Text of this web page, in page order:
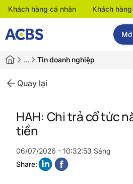
Khách hàng cá nhân Khách
… Tin doanh nghiệp
Quay lại
HAH: Chi trả cổ tức
tiền
06/07/2026 - 10:32:53 Sáng
Share: